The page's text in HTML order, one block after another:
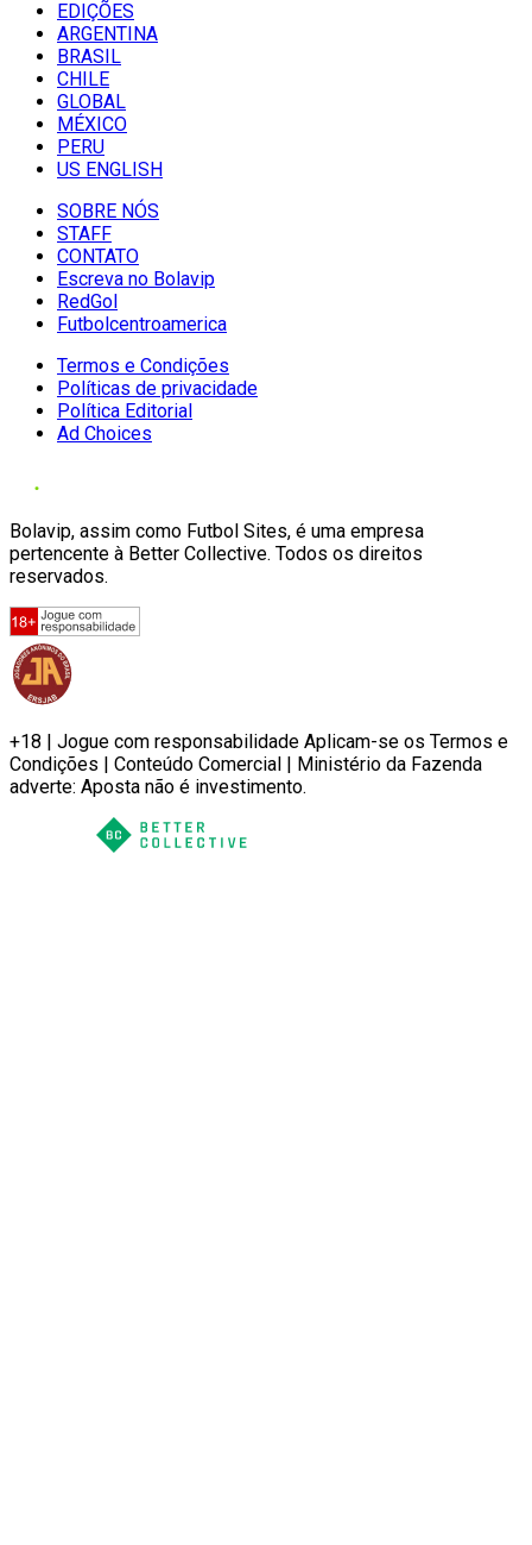
EDIÇÕES
ARGENTINA
BRASIL
CHILE
GLOBAL
MÉXICO
PERU
US ENGLISH
SOBRE NÓS
STAFF
CONTATO
Escreva no Bolavip
RedGol
Futbolcentroamerica
Termos e Condições
Políticas de privacidade
Política Editorial
Ad Choices
Bolavip, assim como Futbol Sites, é uma empresa
pertencente à Better Collective. Todos os direitos
reservados.
+18 | Jogue com responsabilidade Aplicam-se os Termos e
Condições | Conteúdo Comercial | Ministério da Fazenda
adverte: Aposta não é investimento.